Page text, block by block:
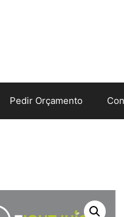
Pedir Orçamento